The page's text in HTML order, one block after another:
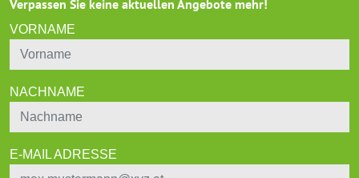
Verpassen Sie keine aktuellen Angebote mehr!
VORNAME
NACHNAME
E-MAIL ADRESSE